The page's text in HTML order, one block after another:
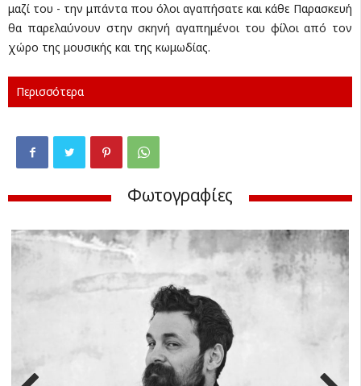
μαζί του - την μπάντα που όλοι αγαπήσατε και κάθε Παρασκευή
θα παρελαύνουν στην σκηνή αγαπημένοι του φίλοι από τον
χώρο της μουσικής και της κωμωδίας.
Περισσότερα
Φωτογραφίες